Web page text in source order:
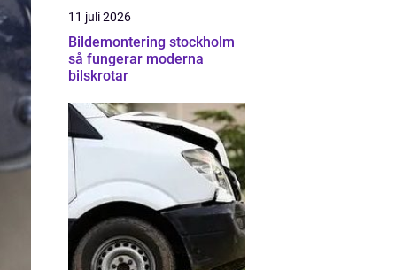
11 juli 2026
Bildemontering stockholm
så fungerar moderna
bilskrotar